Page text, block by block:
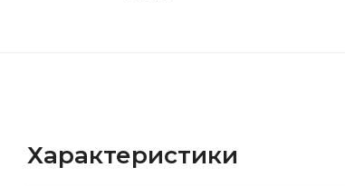
Характеристики